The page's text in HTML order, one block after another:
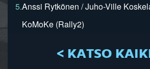
5.Anssi Rytkönen / Juho-Ville
KoMoKe (Rally2)
< KATSO